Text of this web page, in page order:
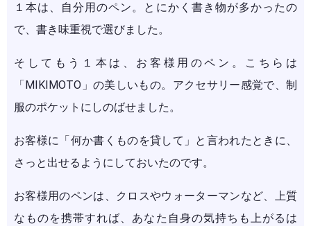
１本は、自分用のペン。とにかく書き物が多かったの
で、書き味重視で選びました。
そしてもう１本は、お客様用のペン。こちらは
「MIKIMOTO」の美しいもの。アクセサリー感覚で、制
服のポケットにしのばせました。
お客様に「何か書くものを貸して」と言われたときに、
さっと出せるようにしておいたのです。
お客様用のペンは、クロスやウォーターマンなど、上質
なものを携帯すれば、あなた自身の気持ちも上がるは